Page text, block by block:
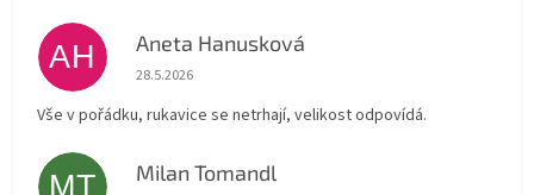
AH Aneta Hanusková
Hodnocení obchodu je 5 z 5 hvězdiček.
28.5.2026
Vše v pořádku, rukavice se netrhají, velikost odpovídá.
MT Milan Tomandl